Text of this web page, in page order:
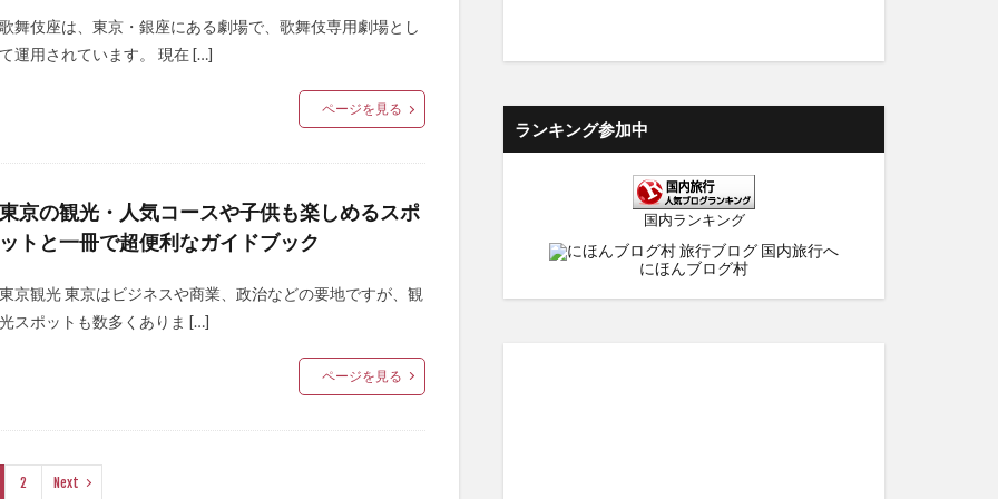
歌舞伎座は、東京・銀座にある劇場で、歌舞伎専用劇場とし
て運用されています。 現在 […]
ページを見る
東京の観光・人気コースや子供も楽しめるスポ
ットと一冊で超便利なガイドブック
東京観光 東京はビジネスや商業、政治などの要地ですが、観
光スポットも数多くありま […]
ページを見る
2 Next
ランキング参加中
国内ランキング
にほんブログ村